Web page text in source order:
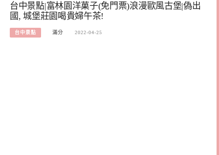
台中景點|富林園洋菓子(免門票)浪漫歐風古堡|偽出
國, 城堡莊園喝貴婦午茶!
台中景點 滿分 2022-04-25